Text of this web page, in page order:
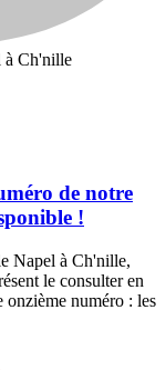
de notre
!
Napel à Ch'nille,
le consulter en
onzième numéro : les